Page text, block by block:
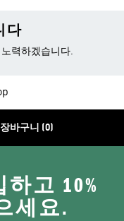
다
력하겠습니다.
장바구니 (0)
고 10%
세요.